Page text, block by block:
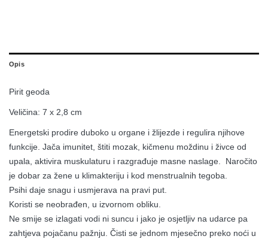
Opis
Pirit geoda
Veličina: 7 x 2,8 cm
Energetski prodire duboko u organe i žlijezde i regulira njihove
funkcije. Jača imunitet, štiti mozak, kičmenu moždinu i živce od
upala, aktivira muskulaturu i razgrađuje masne naslage. Naročito
je dobar za žene u klimakteriju i kod menstrualnih tegoba.
Psihi daje snagu i usmjerava na pravi put.
Koristi se neobrađen, u izvornom obliku.
Ne smije se izlagati vodi ni suncu i jako je osjetljiv na udarce pa
zahtjeva pojačanu pažnju. Čisti se jednom mjesečno preko noći u